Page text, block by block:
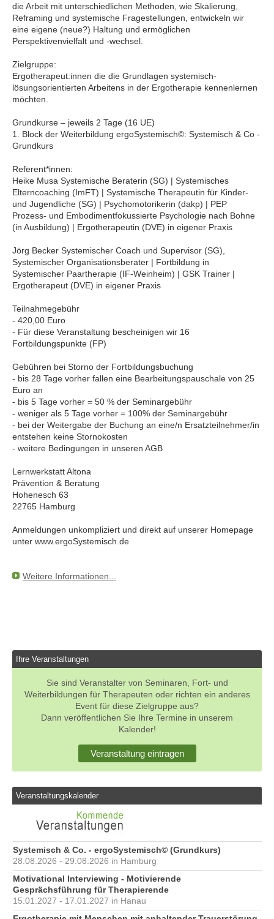
die Arbeit mit unterschiedlichen Methoden, wie Skalierung,
Reframing und systemische Fragestellungen, entwickeln wir
eine eigene (neue?) Haltung und ermöglichen
Perspektivenvielfalt und -wechsel.
Zielgruppe:
Ergotherapeut:innen die die Grundlagen systemisch-
lösungsorientierten Arbeitens in der Ergotherapie kennenlernen
möchten.
Grundkurse – jeweils 2 Tage (16 UE)
1. Block der Weiterbildung ergoSystemisch©: Systemisch & Co -
Grundkurs
Referent*innen:
Heike Musa Systemische Beraterin (SG) | Systemisches
Elterncoaching (ImFT) | Systemische Therapeutin für Kinder-
und Jugendliche (SG) | Psychomotorikerin (dakp) | PEP
Prozess- und Embodimentfokussierte Psychologie nach Bohne
(in Ausbildung) | Ergotherapeutin (DVE) in eigener Praxis
Jörg Becker Systemischer Coach und Supervisor (SG),
Systemischer Organisationsberater | Fortbildung in
Systemischer Paartherapie (IF-Weinheim) | GSK Trainer |
Ergotherapeut (DVE) in eigener Praxis
Teilnahmegebühr
- 420,00 Euro
- Für diese Veranstaltung bescheinigen wir 16
Fortbildungspunkte (FP)
Gebühren bei Storno der Fortbildungsbuchung
- bis 28 Tage vorher fallen eine Bearbeitungspauschale von 25
Euro an
- bis 5 Tage vorher = 50 % der Seminargebühr
- weniger als 5 Tage vorher = 100% der Seminargebühr
- bei der Weitergabe der Buchung an eine/n Ersatzteilnehmer/in
entstehen keine Stornokosten
- weitere Bedingungen in unseren AGB
Lernwerkstatt Altona
Prävention & Beratung
Hohenesch 63
22765 Hamburg
Anmeldungen unkompliziert und direkt auf unserer Homepage
unter www.ergoSystemisch.de
Weitere Informationen...
Ihre Veranstaltungen
Sie sind Veranstalter von Seminaren, Fort- und
Weiterbildungen für Therapeuten oder richten ein anderes
Event für diese Zielgruppe aus?
Dann veröffentlichen Sie Ihre Termine in unserem
Kalender!
Veranstaltung eintragen
Veranstaltungskalender
Systemisch & Co. - ergoSystemisch© (Grundkurs)
28.08.2026 - 29.08.2026 in Hamburg
Motivational Interviewing - Motivierende
Gesprächsführung für Therapierende
15.01.2027 - 17.01.2027 in Hanau